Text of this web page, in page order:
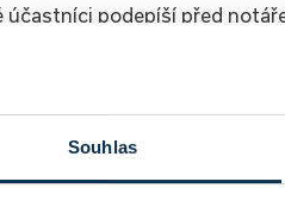
Souhlas
účastníci podepíší před
povolení od úřadů,
a realitního trhu –